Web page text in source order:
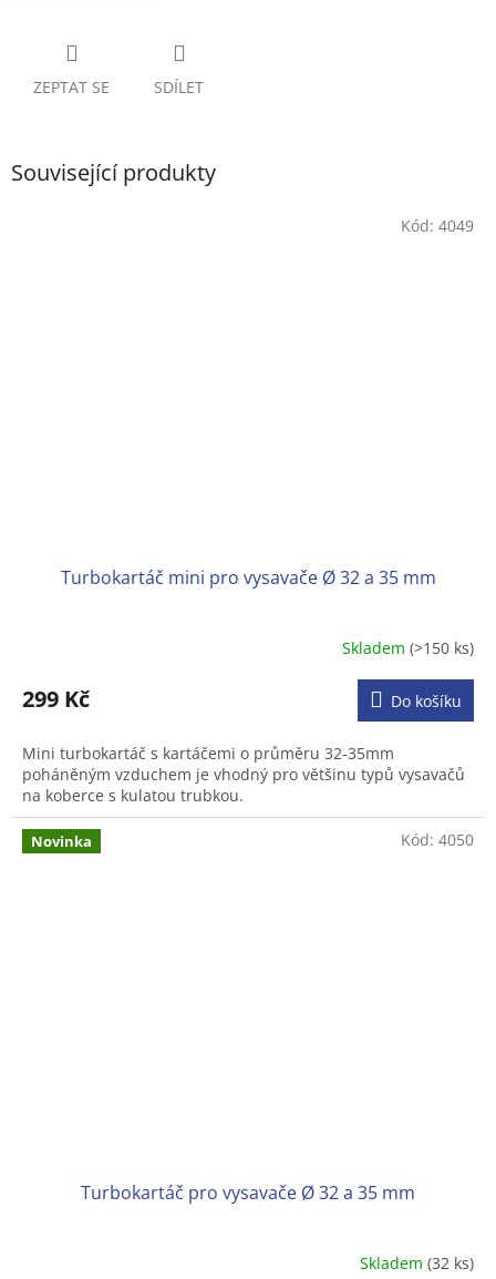
ZEPTAT SE SDÍLET
Související produkty
Turbokartáč mini pro vysavače Ø 32 a 35 mm
produktu
je
z
5
hvězdiček.
Skladem(>150 ks)
299 Kč Do košíku
Mini turbokartáč s kartáčemi o průměru 32-35mm
poháněným vzduchem je vhodný pro většinu typů vysavačů
na koberce s kulatou trubkou.
Kód: 4049
Novinka
Turbokartáč pro vysavače Ø 32 a 35 mm
Skladem(32 ks)
Kód: 4050